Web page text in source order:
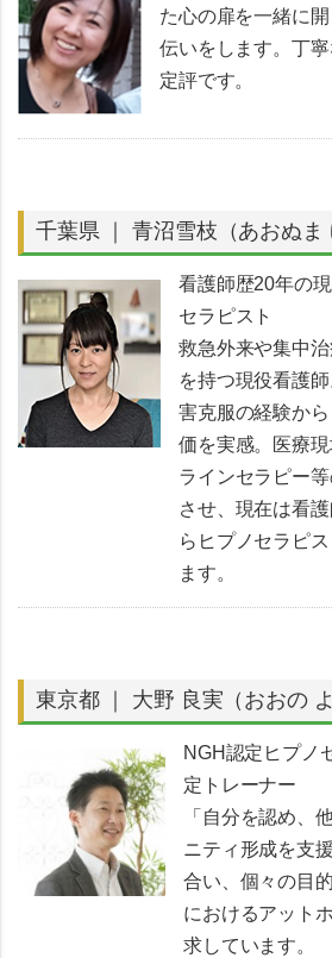
た心の扉を一緒に
伝いをします。丁
定評です。
千葉県 ｜ 青沼雪枝（あおぬま
看護師歴20年の
セラピスト
救急外来や集中
を持つ現役看護
害克服の経験か
価を実感。医療
ラインセラピー
させ、現在は看
らヒプノセラピ
ます。
東京都 ｜ 大野 良実（おおの よ
NGH認定ヒプノ
定トレーナー
「自分を認め、
ニティ形成を支
合い、個々の目
におけるアット
求しています。